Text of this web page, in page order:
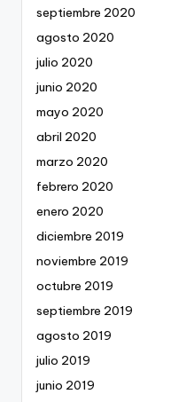
septiembre 2020
agosto 2020
julio 2020
junio 2020
mayo 2020
abril 2020
marzo 2020
febrero 2020
enero 2020
diciembre 2019
noviembre 2019
octubre 2019
septiembre 2019
agosto 2019
julio 2019
junio 2019